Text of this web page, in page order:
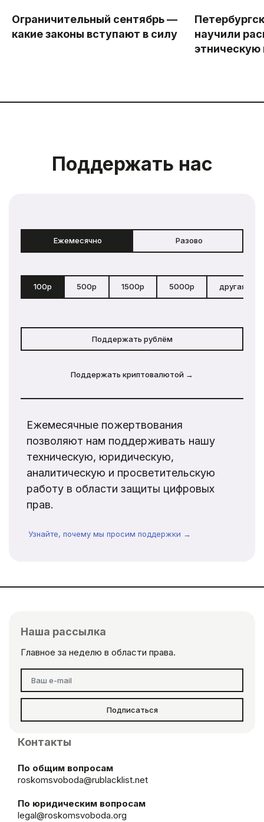
Ограничительный сентябрь —
какие законы вступают в силу
научили
Поддержать нас
Ежемесячно Разово
100р 500р 1500р 5000р другая
Поддержать рублём
Поддержать криптовалютой →
Ежемесячные пожертвования
позволяют нам поддерживать нашу
техническую, юридическую,
аналитическую и просветительскую
работу в области защиты цифровых
прав.
Узнайте, почему мы просим поддержки →
Наша рассылка
Главное за неделю в области права.
Подписаться
Контакты
По общим вопросам
roskomsvoboda@rublacklist.net
По юридическим вопросам
legal@roskomsvoboda.org